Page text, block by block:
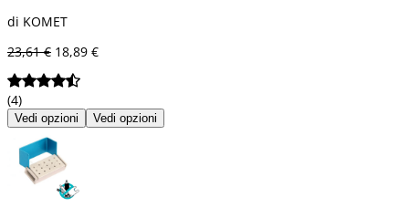
di KOMET
23,61 € 18,89 €
(4)
Vedi opzioni Vedi opzioni